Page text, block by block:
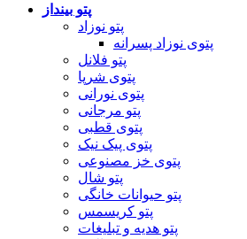
پتو بینداز
پتو نوزاد
پتوی نوزاد پسرانه
پتو فلانل
پتوی شرپا
پتوی نورانی
پتو مرجانی
پتوی قطبی
پتوی پیک نیک
پتوی خز مصنوعی
پتو شال
پتو حیوانات خانگی
پتو کریسمس
پتو هدیه و تبلیغات